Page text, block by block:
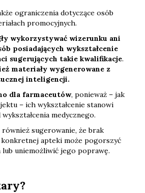
ograniczenia dotyczące osób
promocyjnych.
wykorzystywać wizerunku ani
posiadających wykształcenie
sugerujących takie kwalifikacje.
materiały wygenerowane z
inteligencji.
dla farmaceutów, ponieważ – jak
– ich wykształcenie stanowi
medycznego.
sugerowanie, że brak
apteki może pogorszyć
uniemożliwić jego poprawę.